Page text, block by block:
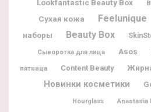
Lookfantastic Beauty Box
Сухая кожа Feelunique
наборы
Beauty Box
Сыворотка для лица Asos
пятница Content Beauty
Новинки косметики
Hourglass Anastasia